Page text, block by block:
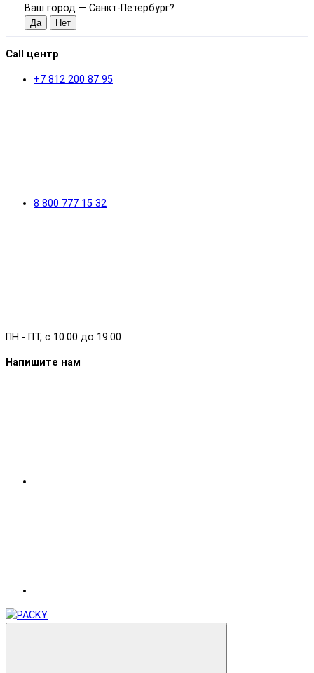
Ваш город — Санкт-Петербург?
Call центр
+7 812 200 87 95
8 800 777 15 32
ПН - ПТ, с 10.00 до 19.00
Напишите нам